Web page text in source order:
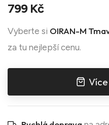
799 Kč
Vyberte si OIRAN-M
za tu nejlepší cenu.